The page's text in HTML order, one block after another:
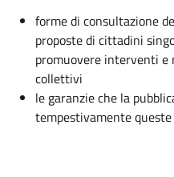
forme di consultazione
proposte di cittadini
promuovere interventi
collettivi
le garanzie che la
tempestivamente